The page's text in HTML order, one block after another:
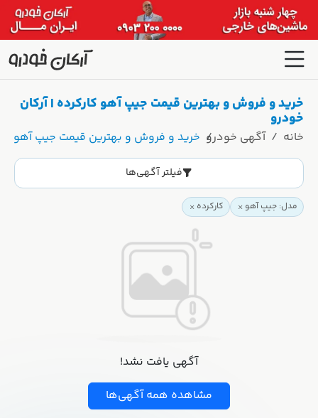
خرید و فروش و بهترین قیمت جیپ آهو کارکرده | آرکان
خودرو
خانه آگهی خودرو خرید و فروش و بهترین قیمت جیپ آهو
فیلتر آگهی‌ها
مدل: جیپ آهو کارکرده
آگهی یافت نشد!
مشاهده همه آگهی‌ها